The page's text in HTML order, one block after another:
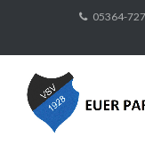
Inhalt
05364-